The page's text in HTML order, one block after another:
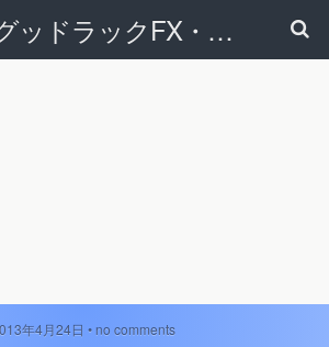
鬼隼（グッドラックFX・改）
年4月24日 • no comments